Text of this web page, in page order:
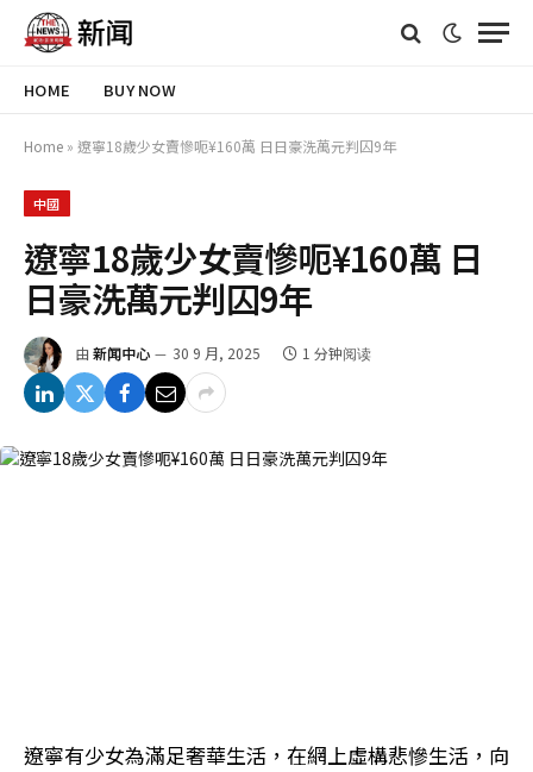
HOME BUY NOW
Home » 遼寧18歲少女賣慘呃¥160萬 日日豪洗萬元判囚9年
中國
遼寧18歲少女賣慘呃¥160萬 日
日豪洗萬元判囚9年
由 新闻中心 30 9 月, 2025 1 分钟阅读
遼寧有少女為滿足奢華生活，在網上虛構悲慘生活，向